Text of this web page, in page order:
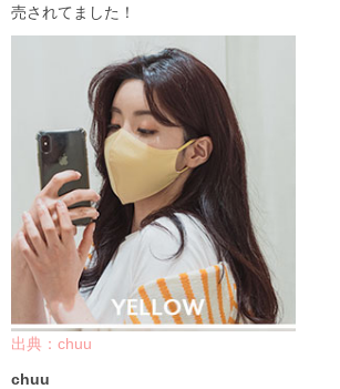
売されてました！
出典：chuu
chuu